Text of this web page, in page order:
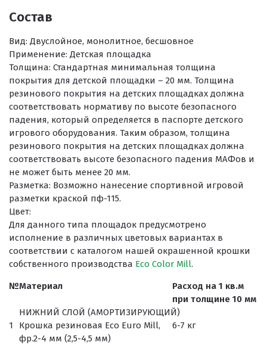
Состав
Вид: Двуслойное, монолитное, бесшовное
Применение: Детская площадка
Толщина: Стандартная минимальная толщина
покрытия для детской площадки – 20 мм. Толщина
резинового покрытия на детских площадках должна
соответствовать нормативу по высоте безопасного
падения, который определяется в паспорте детского
игрового оборудования. Таким образом, толщина
резинового покрытия на детских площадках должна
соответствовать высоте безопасного падения МАФов и
не может быть менее 20 мм.
Разметка: Возможно нанесение спортивной игровой
разметки краской пф-115.
Цвет:
Для данного типа площадок предусмотрено
исполнение в различных цветовых вариантах в
соответствии с каталогом нашей окрашенной крошки
собственного производства Eco Color Mill.
№Материал
Расход на 1 кв.м
при толщине 10 мм
НИЖНИЙ СЛОЙ (АМОРТИЗИРУЮЩИЙ)
1
Крошка резиновая Eco Euro Mill,
фр.2-4 мм (2,5-4,5 мм)
6-7 кг